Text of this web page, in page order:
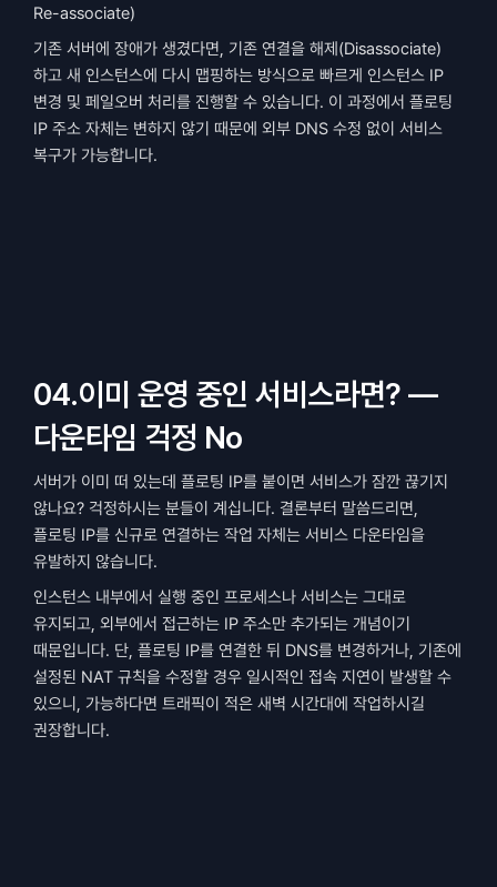
Re-associate)
기존 서버에 장애가 생겼다면, 기존 연결을 해제(Disassociate)
하고 새 인스턴스에 다시 맵핑하는 방식으로 빠르게 인스턴스 IP
변경 및 페일오버 처리를 진행할 수 있습니다. 이 과정에서 플로팅
IP 주소 자체는 변하지 않기 때문에 외부 DNS 수정 없이 서비스
복구가 가능합니다.
04.이미 운영 중인 서비스라면? —
다운타임 걱정 No
서버가 이미 떠 있는데 플로팅 IP를 붙이면 서비스가 잠깐 끊기지
않나요? 걱정하시는 분들이 계십니다. 결론부터 말씀드리면,
플로팅 IP를 신규로 연결하는 작업 자체는 서비스 다운타임을
유발하지 않습니다.
인스턴스 내부에서 실행 중인 프로세스나 서비스는 그대로
유지되고, 외부에서 접근하는 IP 주소만 추가되는 개념이기
때문입니다. 단, 플로팅 IP를 연결한 뒤 DNS를 변경하거나, 기존에
설정된 NAT 규칙을 수정할 경우 일시적인 접속 지연이 발생할 수
있으니, 가능하다면 트래픽이 적은 새벽 시간대에 작업하시길
권장합니다.